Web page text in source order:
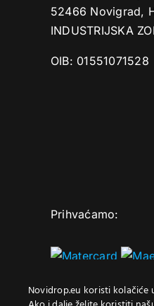
52466 Novigrad,
INDUSTRIJSKA
OIB: 01551071528‬
Prihvaćamo:
Novidrop.eu koristi